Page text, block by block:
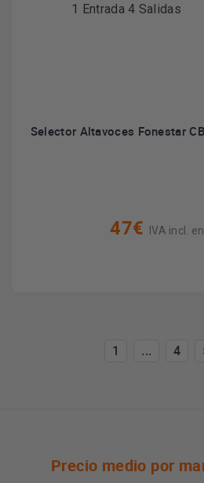
Selector Altavoces Fonestar
47€ IVA incl.
1 ... 4
Precio medio por